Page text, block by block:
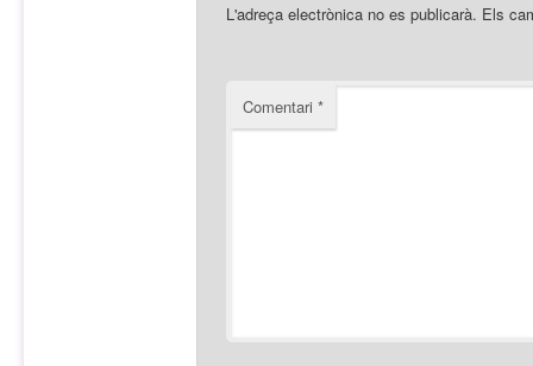
L'adreça electrònica no es publicarà. Els
Comentari *